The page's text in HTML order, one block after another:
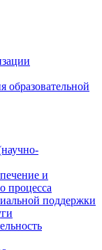
образовательной
и
процесса
поддержки